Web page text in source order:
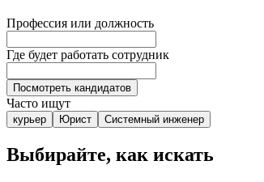
Профессия или должность
Где будет работать сотрудник
Посмотреть кандидатов
Часто ищут
курьер Юрист Системный инженер
Выбирайте, как искать